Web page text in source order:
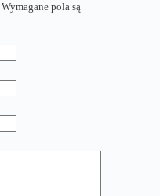
Wymagane pola są